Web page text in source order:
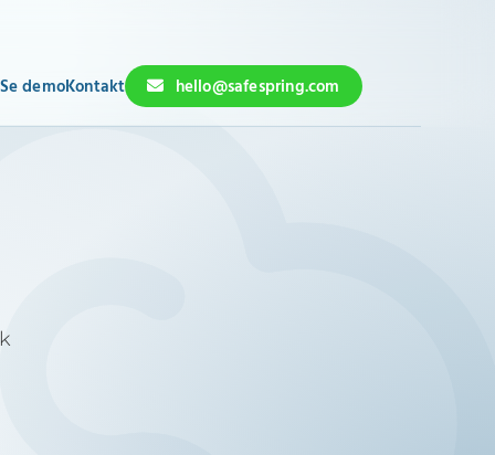
Se demoKontakt hello@safespring.com